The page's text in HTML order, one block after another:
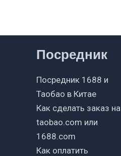
Посредник
Посредник 1688 и
Таобао в Китае
Как сделать заказ на
taobao.com или
1688.com
Как оплатить